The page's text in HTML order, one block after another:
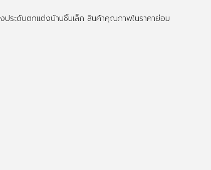
ประดับตกแต่งบ้านชิ้นเล็ก สินค้าคุณภาพในราคาย่อม